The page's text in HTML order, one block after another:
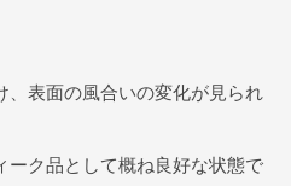
、表面の風合いの変化が見られ
ーク品として概ね良好な状態で